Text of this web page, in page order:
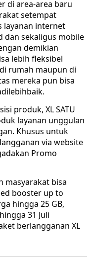
di area-area baru
setempat
layanan internet
dan sekaligus mobile
demikian
lebih fleksibel
rumah maupun di
mereka pun bisa
produk, XL SATU
layanan unggulan
Khusus untuk
via website
Promo
masyarakat bisa
booster up to
hingga 25 GB,
31 Juli
berlangganan XL